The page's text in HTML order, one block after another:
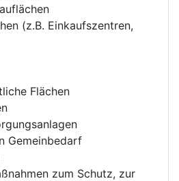
(z.B. Einkaufszentren,
Flächen
Gemeinbedarf
zum Schutz, zur